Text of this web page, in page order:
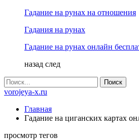
Гадание на рунах на отношения
Гадания на рунах
Гадание на рунах онлайн
назад след
vorojeya-x.ru
Главная
Гадание на циганских картах
просмотр тегов